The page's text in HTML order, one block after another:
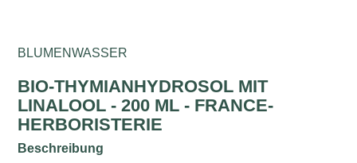
BLUMENWASSER
BIO-THYMIANHYDROSOL MIT
LINALOOL - 200 ML - FRANCE-
HERBORISTERIE
Beschreibung